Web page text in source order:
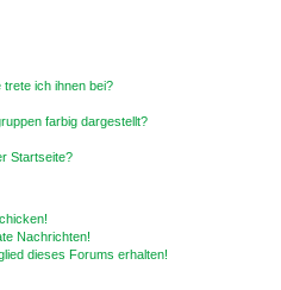
trete ich ihnen bei?
farbig dargestellt?
Startseite?
Nachrichten!
dieses Forums erhalten!